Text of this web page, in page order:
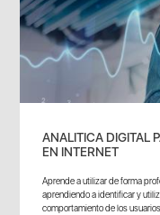
ANALITICA DIGITAL
EN INTERNET
Aprende a utilizar de forma
aprendiendo a identificar y
comportamiento de los usuarios